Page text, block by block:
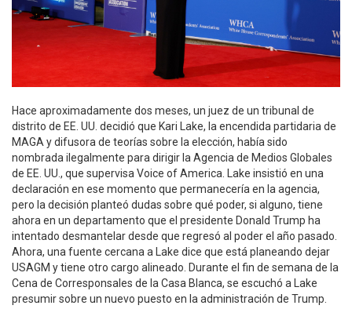
Hace aproximadamente dos meses, un juez de un tribunal de distrito de EE. UU. decidió que Kari Lake, la encendida partidaria de MAGA y difusora de teorías sobre la elección, había sido nombrada ilegalmente para dirigir la Agencia de Medios Globales de EE. UU., que supervisa Voice of America. Lake insistió en una declaración en ese momento que permanecería en la agencia, pero la decisión planteó dudas sobre qué poder, si alguno, tiene ahora en un departamento que el presidente Donald Trump ha intentado desmantelar desde que regresó al poder el año pasado. Ahora, una fuente cercana a Lake dice que está planeando dejar USAGM y tiene otro cargo alineado. Durante el fin de semana de la Cena de Corresponsales de la Casa Blanca, se escuchó a Lake presumir sobre un nuevo puesto en la administración de Trump. Un rumor que circula es que está siendo nombrada para un puesto en el Escudo de las Américas, una alianza de naciones de América Latina y el Caribe que Trump formó como parte de su enfoque en restablecer la dominancia del Hemisferio Occidental en la geopolítica. Cuando se le contactó para hacer comentarios, Lake declinó decir si asumiría un nuevo rol. “Todavía estoy en la Agencia de Medios Globales”, le dijo a Vanity Fair. "Todavía estoy empleado allí". Al preguntársele si se uniría al Escudo de las Américas, ofreció una respuesta concisa: “No responderé preguntas sobre mi futuro a Vanity Fair”. Lea Fiestas Animales: Una carta desde los salones traseros, taburetes y bacanales de Washington, DC, con reportajes exclusivos, entrevistas y análisis. La alianza tiene todas las características de un plan trumpiano. Su nombre suena como si lo hubiera ideado un niño que juega demasiado Call of Duty. Sus miembros más prominentes son los aliados inflexibles de Trump, Javier Milei de Argentina y Nayib Bukele de El Salvador. Su "cumbre" inaugural fue un evento celebrado en el complejo de golf de Trump en Doral, Florida. Los líderes izquierdistas de México, Brasil y Colombia, aunque sus naciones representan más de la mitad del PIB de la región, no estuvieron presentes. El supuesto mandato de la alianza es combatir la “interferencia extranjera en nuestro hemisferio, las pandillas y carteles criminales y narcoterroristas, y la inmigración ilegal y en masa”, pero expertos regionales con los que hablé cuestionaron si el Escudo sirve como algo más que un vehículo promocional para sus miembros. El nuevo trabajo no llevaría a Lake a Washington, ya está allí. En la ciudad, Lake ha sido figura abrasiva. Es habitual en The Ned, el club de miembros situado en los pisos superiores de un edificio Art Deco que está a un paso de la Casa Blanca y sirve como cantina para los miembros del Gabinete. Lake ha sido vista a menudo socializando con Caroline Wren, una recaudadora de fondos republicana que organizó la manifestación de 2021 que precedió al ataque al Capitolio de EE. UU. Un cliente habitual de Ned recordó un incidente en el que Lake tuvo una acalorada discusión con el senador Ruben Gallego, el demócrata que la venció en 2024, después de que él extendió la mano para saludarla de manera cordial cuando se encontraron en el club el año pasado. "¿Cómo se siente estar comprado y pagado por los carteles?", preguntó Lake a Gallego, haciendo referencia a una teoría de conspiración infundada que propalaba sobre su oponente durante la campaña. (En respuesta a una solicitud de comentario sobre este artículo, Lake respondió: "Deberían despedir a sus fuentes. Te están mintiendo.") Después de que Trump ganó en 2024, la recompensó por su apoyo con un trabajo en la Agencia de Medios Globales de EE. UU., que supervisa Voice of America y otros medios de comunicación financiados por el gobierno que brindan información a personas en naciones lejanas con libertades de prensa limitadas, como China, Rusia e Irán. La agencia ha sido un instrumento clave del poder blando de EE. UU. en las últimas décadas, y Lake albergaba ambiciones elevadas para convertirla en un altavoz MAGA para el mundo. "No responderé preguntas sobre mi futuro a Vanity Fair", me dijo Lake. Pero Trump no se molestó en confirmar el nombramiento de Lake con el Senado, y dentro de meses de que comenzara su trabajo, ordenó que la agencia fuera desmantelada. Lake abrazó el nuevo edicto con el entusiasmo de un Elon Musk con motosierra, cancelando contratos y despidiendo a unos 1,400 empleados. Pero surgieron dudas sobre la autoridad de Lake para llevar a cabo estos despidos dado su posición ambigua en la agencia, por lo que el gobierno de EE. UU. acabó pagando más de $100 millones para que los trabajadores despedidos no trabajaran. El desmantelamiento recibió críticas incluso de los principales aliados de Trump. Marc Thiessen, el columnista del Washington Post que supuestamente ha estado asesorando a Trump en política exterior, criticó a Lake como una "aliada inútil" de Teherán por paralizar la agencia encargada de brindar información decente al pueblo iraní en medio de la guerra de Trump. En un artículo de opinión del Post, Thiessen pidió la destitución de Lake como jefa de USAGM.En marzo, alrededor del momento de la primera cumbre del Escudo de las Américas, y en respuesta a las demandas presentadas por los empleados despedidos, ese juez del distrito de EE. UU. dictaminó que Lake había sido instalada ilegalmente como jefa de USAGM y que, como tal, muchas de sus acciones eran ilegítimas. Trump nominó a la subsecretaria de Estado Sarah Rogers para ocupar su lugar, aunque Lake insistió en ese momento que se quedaría como "directora adjunta ejecutiva". En un comunicado en el que llamó "corpulento" al juez de su caso, Lake dijo: "Sigo en la exacta misma posición hoy que antes: Directora adjunta ejecutiva, donde estoy aún más determinada a terminar con el trabajo". Lake muestra un clutch de estrellas y barras en la alfombra de los Kennedy Center Honors. Pero incluso antes de que un juez pusiera fin a su ataque a la VOA, Lake tenía su mira puesta en un trabajo en otra institución que Trump estaba arrasando: el Kennedy Center. Comenzó a pasar mucho tiempo allí después de la toma hostil de Trump, acudiendo a los Kennedy Center Honors, al estreno del documental de Melania Trump de Amazon y a un espectáculo de los líderes de adoración Cody y Kari Jobe Carnes. "Kari Lake siempre estaba en el Kennedy Center para las alfombras rojas," dice un ex miembro del personal. Internamente, se sospechaba que estaba compitiendo para reemplazar a Richard Grenell, el ex embajador que Trump designó para dirigir el centro a pesar de no tener experiencia en el mundo artístico más allá de estar casado con un hombre que bailó en algunos espectáculos de Broadway. El centro nombró a Lisa Dale, la mejor amiga de Lake, para encabezar el desarrollo. "Se especulaba que estaba ocurriendo una toma suave", dijo la fuente. Trump reemplazó a Dale, una ex presentadora de televisión con poca experiencia en recaudación de fondos, en febrero. Politico informó en ese momento que Dale "suele exagerar compromisos financieros" y "ha faltado a reuniones con los principales posibles donantes." (En un mensaje de texto, Dale le dijo a Politico, "Todo es una gran mentira.") El esposo de Lake fue contratado para hacer videos de redes sociales para el centro, un trabajo por el cual le pagaban $10,833 al mes, según The New York Times. Pero Trump nunca le dio el puesto principal a Lake. Reemplazó a Grenell por Matt Floca, un joven gerente de instalaciones, después de anunciar que la institución de artes en apuros cerraría por dos años para renovaciones. "Kari Lake siempre estaba en el Kennedy Center para las alfombras rojas," dice un ex miembro del personal. Mientras continuaba su búsqueda de trabajo, Lake consideró postularse para el Congreso, según una fuente familiarizada con sus deliberaciones. Compró una casa en su estado natal de Iowa, naturalmente despertando algunas especulaciones, y The Atlantic informó en febrero que un día rondaba el vestíbulo de la Casa Blanca "durante horas", esperando reunirse con Trump con la esperanza de obtener un respaldo. Sin éxito. Terminó reuniéndose con un "aide de bajo nivel que no mostró entusiasmo por una tercera candidatura de Lake". (Lake negó esas afirmaciones, calificando la información como "incorrecta.") Desde que Lake incursionó en la política, su carrera ha sido un cuento quijotesco de ambición desmesurada. Convirtió el apoyo inquebrantable a Trump en fama en redes sociales, pero siempre se quedó corta de un verdadero logro. Después de una larga carrera como presentadora de televisión local en Phoenix, ascendió en la política republicana después de abrazar vigorosamente las falsas afirmaciones de Trump de que las elecciones de 2020 fueron robadas. En 2022 se postuló para gobernadora de Arizona como una especie de "Trump con tacones". Perdió, aunque nunca lo admitiría, refiriéndose a sí misma como "la gobernadora legítima de Arizona" mucho después de que su oponente se hubiera asentado en el cargo real. Sin dejarse disuadir por la realidad, volvió sus ojos hacia el Senado, postulándose y perdiendo nuevamente en 2024. Una vez más, acusó fraude. (Nunca ha reconocido sus propias derrotas, pero Lake no cuestiona las victorias de Trump en 2016 y 2024, dos elecciones que los demócratas tramposos olvidaron robar). Todavía está por verse si Lake puede asegurar otro trabajo en la administración de Trump. Las fuentes con las que hablé para este artículo sugirieron que un puesto en el Escudo de las Américas era poco probable que se materializara. Trump ya envió a Kristi Noem allí, una indicación de que la tienda del Departamento de Estado es algo así como un vertedero para leales plagados de escándalos a los que todavía no está listo para descartar del grupo. Tal vez esta ex presentadora de televisión realmente ponga fin al narcoterrorismo. Los 15 filmes que no podemos esperar a ver en el Festival de Cine de Cannes. Todos los demás detalles imperdibles para el Festival de